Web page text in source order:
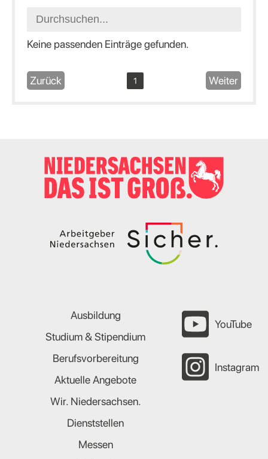
Keine passenden Einträge gefunden.
Zurück 1 Weiter
Ausbildung
Studium & Stipendium
Berufsvorbereitung
Aktuelle Angebote
Wir. Niedersachsen.
Dienststellen
Messen
YouTube
Instagram